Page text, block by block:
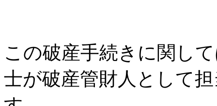
この破産手続きに関し
士が破産管財人として